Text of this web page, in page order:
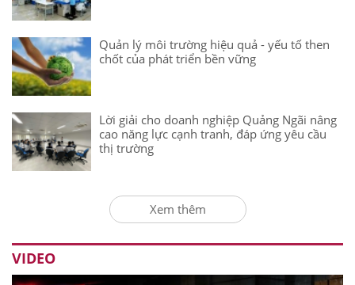
Quản lý môi trường hiệu quả - yếu tố then
chốt của phát triển bền vững
Lời giải cho doanh nghiệp Quảng Ngãi nâng
cao năng lực cạnh tranh, đáp ứng yêu cầu
thị trường
Xem thêm
VIDEO